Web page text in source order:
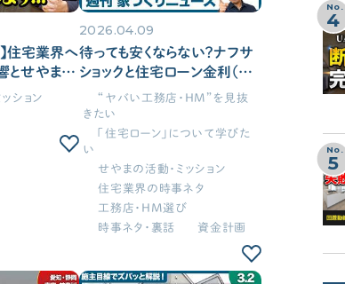
住宅業界へ
とせやま印
の対応方
します
ション
2026.04.09
待っても安くならない？ナフサ
ショックと住宅ローン金利（変
動・固定）上昇が直撃する住
宅業界の現状と対策を解説
【週刊家づくりニュース#14】
“ヤバい工務店・HM”を見抜
きたい
「住宅ローン」について学びた
い
せやまの活動・ミッション
住宅業界の時事ネタ
工務店・HM選び
時事ネタ・裏話
資金計画
No.
4
No.
5